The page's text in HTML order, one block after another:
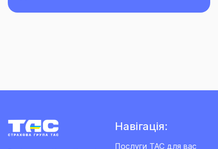
Навігація:
Послуги ТАС для вас